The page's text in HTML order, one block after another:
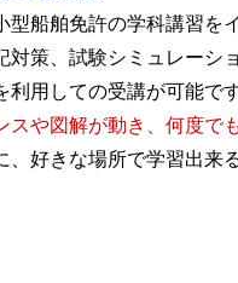
型船舶免許の学科講習を
対策、試験シミュレーシ
利用しての受講が可能です
スや図解が動き、何度で
、好きな場所で学習出来